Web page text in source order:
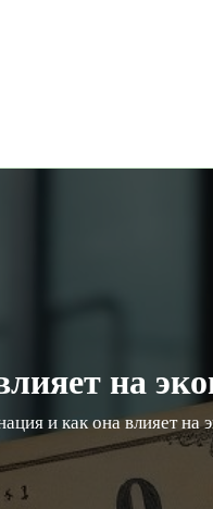
на
и как она влияет на